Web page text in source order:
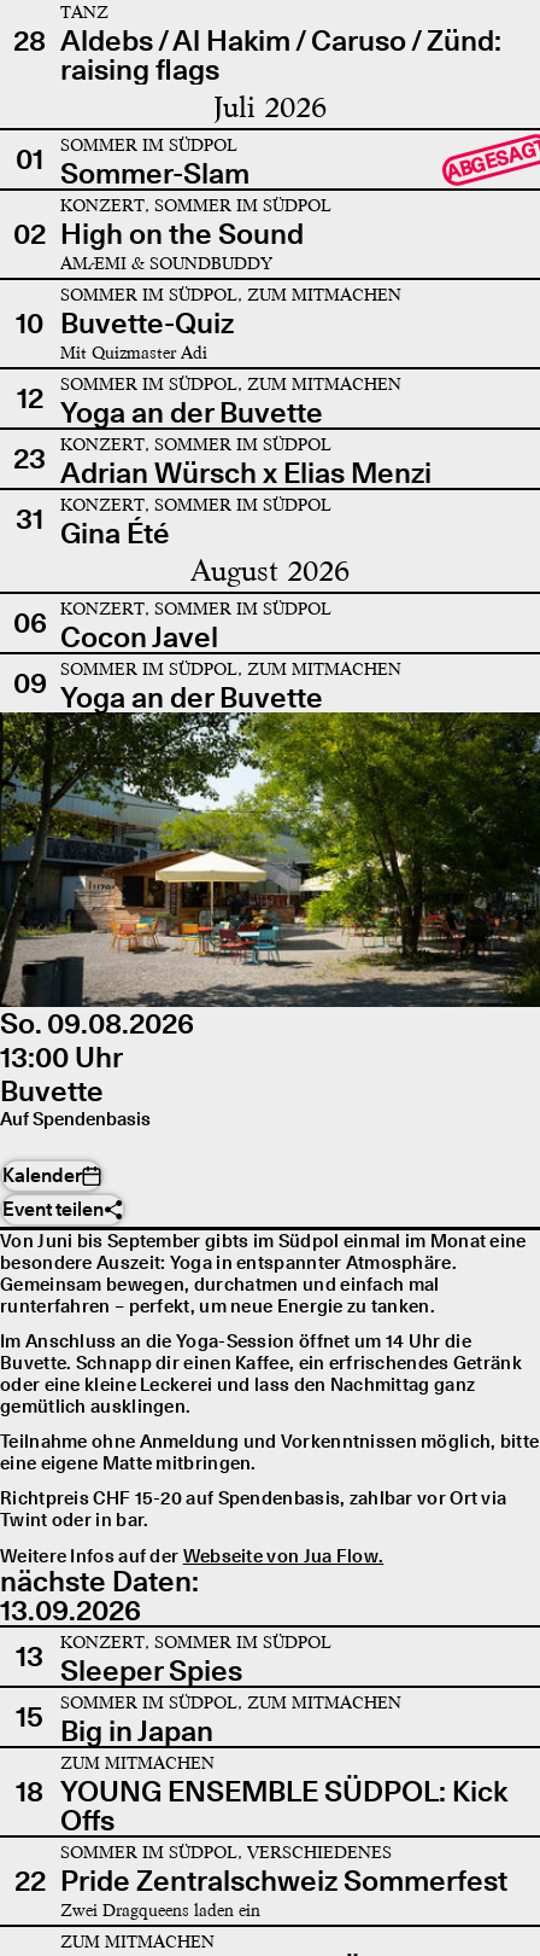
28
TANZ
Aldebs / Al Hakim / Caruso / Zünd:
raising flags
Juli 2026
01 SOMMER IM SÜDPOL
Sommer-Slam
02
KONZERT, SOMMER IM SÜDPOL
High on the Sound
AMÆMI & SOUNDBUDDY
10
SOMMER IM SÜDPOL, ZUM MITMACHEN
Buvette-Quiz
Mit Quizmaster Adi
12 SOMMER IM SÜDPOL, ZUM MITMACHEN
Yoga an der Buvette
23
KONZERT, SOMMER IM SÜDPOL
Adrian Würsch x Elias Menzi
31
KONZERT, SOMMER IM SÜDPOL
Gina Été
August 2026
06 KONZERT, SOMMER IM SÜDPOL
Cocon Javel
09
SOMMER IM SÜDPOL, ZUM MITMACHEN
Yoga an der Buvette
So. 09.08.2026
13:00 Uhr
Buvette
Auf Spendenbasis
Kalender
Event teilen
Von Juni bis September gibts im Südpol einmal im Monat eine
besondere Auszeit: Yoga in entspannter Atmosphäre.
Gemeinsam bewegen, durchatmen und einfach mal
runterfahren – perfekt, um neue Energie zu tanken.
Im Anschluss an die Yoga-Session öffnet um 14 Uhr die
Buvette. Schnapp dir einen Kaffee, ein erfrischendes Getränk
oder eine kleine Leckerei und lass den Nachmittag ganz
gemütlich ausklingen.
Teilnahme ohne Anmeldung und Vorkenntnissen möglich, bitte
eine eigene Matte mitbringen.
Richtpreis CHF 15-20 auf Spendenbasis, zahlbar vor Ort via
Twint oder in bar.
Weitere Infos auf der Webseite von Jua Flow.
nächste Daten:
13.09.2026
13
KONZERT, SOMMER IM SÜDPOL
Sleeper Spies
15
SOMMER IM SÜDPOL, ZUM MITMACHEN
Big in Japan
18
ZUM MITMACHEN
YOUNG ENSEMBLE SÜDPOL: Kick
Offs
22
SOMMER IM SÜDPOL, VERSCHIEDENES
Pride Zentralschweiz Sommerfest
Zwei Dragqueens laden ein
ZUM MITMACHEN